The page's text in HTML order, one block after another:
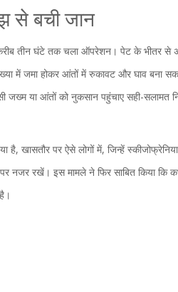
से बची जान
करीब तीन घंटे तक चला ऑपरेशन। पेट के भीतर
में जमा होकर आंतों में रुकावट और घाव बना
जख्म या आंतों को नुकसान पहुंचाए सही-सलामत
खासतौर पर ऐसे लोगों में, जिन्हें स्कीजोफ्रेनिया
नजर रखें। इस मामले ने फिर साबित किया कि